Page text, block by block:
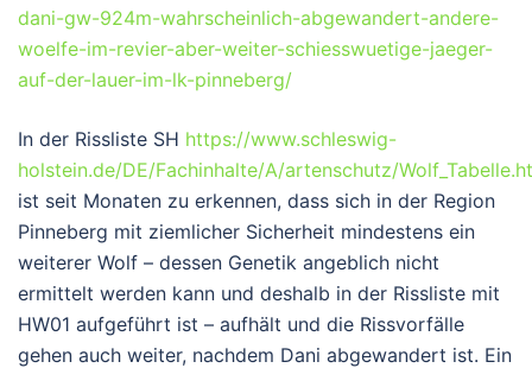
dani-gw-924m-wahrscheinlich-abgewandert-andere-
woelfe-im-revier-aber-weiter-schiesswuetige-jaeger-
auf-der-lauer-im-lk-pinneberg/
In der Rissliste SH https://www.schleswig-
holstein.de/DE/Fachinhalte/A/artenschutz/
ist seit Monaten zu erkennen, dass sich in der Region
Pinneberg mit ziemlicher Sicherheit mindestens ein
weiterer Wolf – dessen Genetik angeblich nicht
ermittelt werden kann und deshalb in der Rissliste mit
HW01 aufgeführt ist – aufhält und die Rissvorfälle
gehen auch weiter, nachdem Dani abgewandert ist. Ein